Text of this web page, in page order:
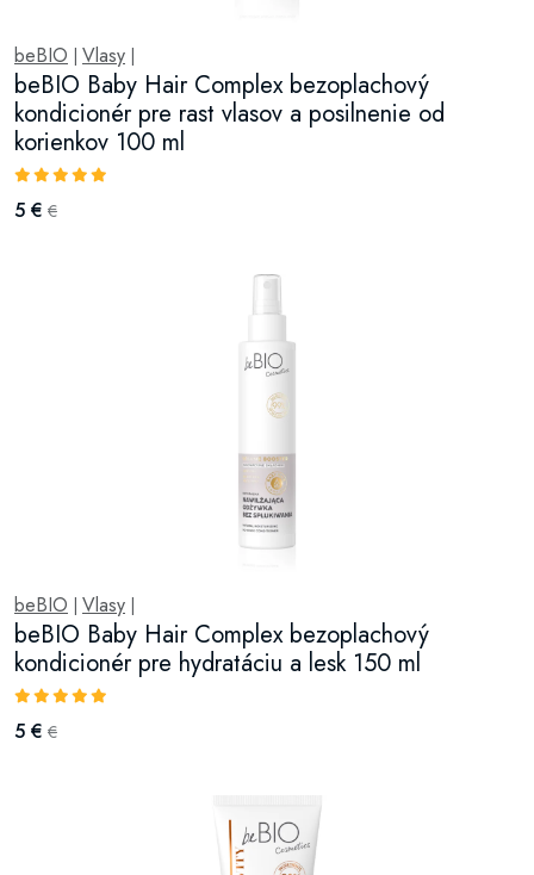
beBIO Vlasy
beBIO Baby Hair Complex bezoplachový
kondicionér pre rast vlasov a posilnenie od
korienkov 100 ml
5 € €
beBIO Vlasy
beBIO Baby Hair Complex bezoplachový
kondicionér pre hydratáciu a lesk 150 ml
5 € €